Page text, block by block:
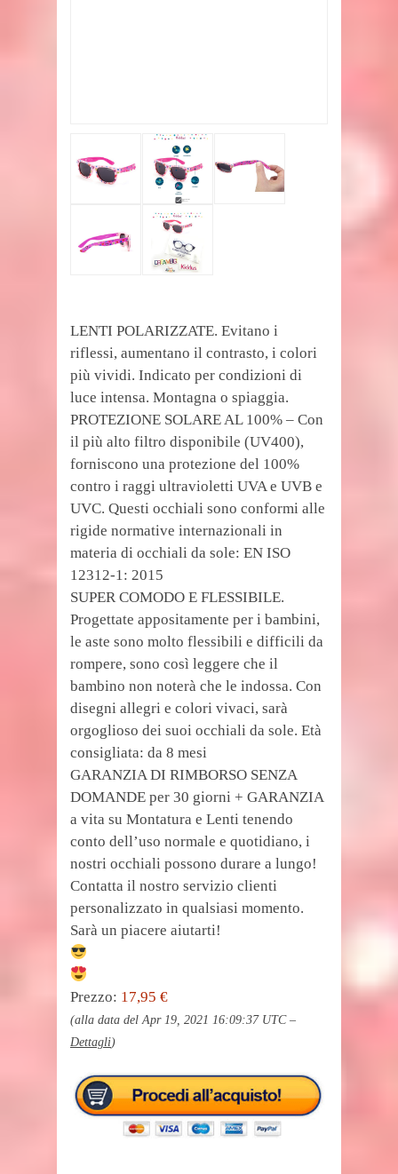
LENTI POLARIZZATE. Evitano i
riflessi, aumentano il contrasto, i colori
più vividi. Indicato per condizioni di
luce intensa. Montagna o spiaggia.
PROTEZIONE SOLARE AL 100% – Con
il più alto filtro disponibile (UV400),
forniscono una protezione del 100%
contro i raggi ultravioletti UVA e UVB e
UVC. Questi occhiali sono conformi alle
rigide normative internazionali in
materia di occhiali da sole: EN ISO
12312-1: 2015
SUPER COMODO E FLESSIBILE.
Progettate appositamente per i bambini,
le aste sono molto flessibili e difficili da
rompere, sono così leggere che il
bambino non noterà che le indossa. Con
disegni allegri e colori vivaci, sarà
orgoglioso dei suoi occhiali da sole. Età
consigliata: da 8 mesi
GARANZIA DI RIMBORSO SENZA
DOMANDE per 30 giorni + GARANZIA
a vita su Montatura e Lenti tenendo
conto dell’uso normale e quotidiano, i
nostri occhiali possono durare a lungo!
Contatta il nostro servizio clienti
personalizzato in qualsiasi momento.
Sarà un piacere aiutarti!
Prezzo: 17,95 €
(alla data del Apr 19, 2021 16:09:37 UTC –
Dettagli)